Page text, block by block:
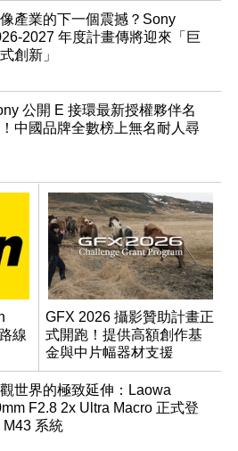
產業的下一個震撼？Sony
2027 年度計畫傳將迎來「巨
創新」
公開 E 接環最新授權夥伴名
中國品牌全數榜上無名耐人尋
線
GFX 2026 攝影贊助計畫正
式開跑！提供高額創作基
金與中片幅器材支援
世界的極致延伸：Laowa
F2.8 2x Ultra Macro 正式登
M43 系統